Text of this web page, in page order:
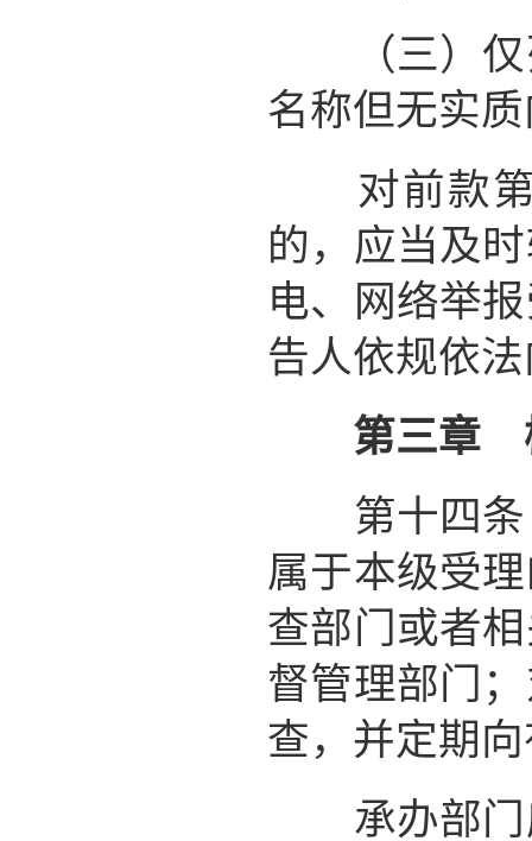
（三）仅
名称但无实
对前款第
的，应当及
电、网络举
告人依规依
第三章
第十四条
属于本级受
查部门或者
督管理部门
查，并定期
承办部门